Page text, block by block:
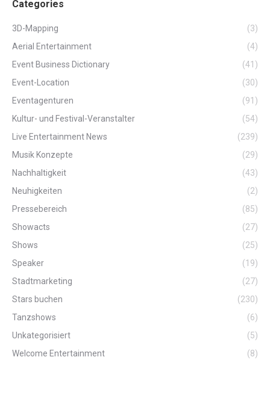
Categories
3D-Mapping
(3)
Aerial Entertainment
(4)
Event Business Dictionary
(41)
Event-Location
(30)
Eventagenturen
(91)
Kultur- und Festival-Veranstalter
(54)
Live Entertainment News
(239)
Musik Konzepte
(29)
Nachhaltigkeit
(43)
Neuhigkeiten
(2)
Pressebereich
(85)
Showacts
(27)
Shows
(25)
Speaker
(19)
Stadtmarketing
(27)
Stars buchen
(230)
Tanzshows
(6)
Unkategorisiert
(5)
Welcome Entertainment
(8)